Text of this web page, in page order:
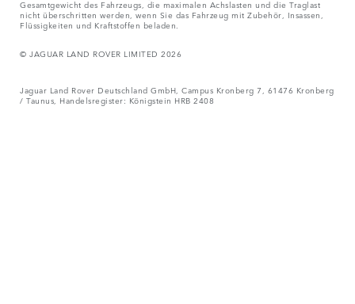
Gesamtgewicht des Fahrzeugs, die maximalen Achslasten und die Traglast
nicht überschritten werden, wenn Sie das Fahrzeug mit Zubehör, Insassen,
Flüssigkeiten und Kraftstoffen beladen.
© JAGUAR LAND ROVER LIMITED 2026
Jaguar Land Rover Deutschland GmbH, Campus Kronberg 7, 61476 Kronberg
/ Taunus, Handelsregister: Königstein HRB 2408